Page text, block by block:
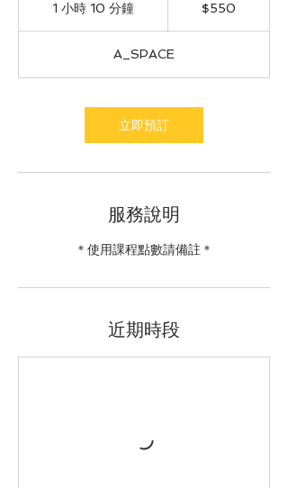
1 小時 10 分鐘
0
分
$550
A_SPACE
立即預訂
服務說明
近期時段